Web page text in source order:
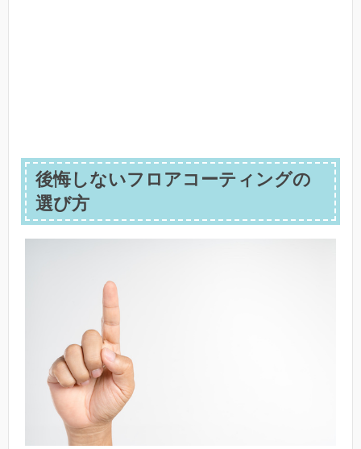
後悔しないフロアコーティングの
選び方